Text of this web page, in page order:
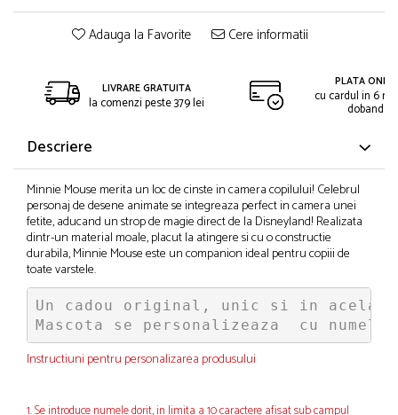
Adauga la Favorite Cere informatii
LIVRARE GRATUITA
la comenzi peste 379 lei
PLATA
cu cardul in 6
dobanda
Descriere
Minnie Mouse merita un loc de cinste in camera copilului! Celebrul
personaj de desene animate se integreaza perfect in camera unei
fetite, aducand un strop de magie direct de la Disneyland! Realizata
dintr-un material moale, placut la atingere si cu o constructie
durabila, Minnie Mouse este un companion ideal pentru copiii de
toate varstele.
Un cadou original, unic si in
Mascota se personalizeaza  cu
Instructiuni pentru personalizarea produsului
1. Se introduce numele dorit, in limita a 10 caractere afisat sub campul